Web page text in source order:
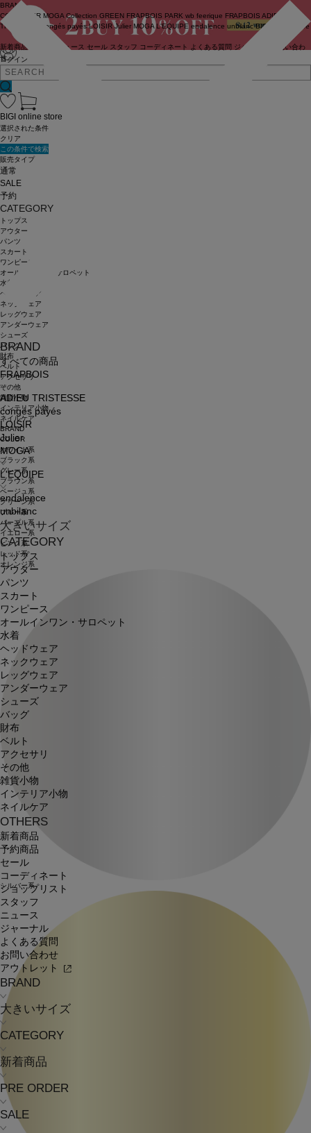
ログイン
BRAND
COUTURIER MOGA Collection GREEN FRAPBOIS PARK wb feerique FRAPBOIS ADIEU
TRISTESSE
congés payés LOISIR Julier MOGA L'EQUIPE endalence unbilanc BIGI online store
新着商品 ニュース セール スタッフ コーディネート よくある質問 ジャーナル
お問い合わ
せ
BRAND
すべての商品
FRAPBOIS
ADIEU TRISTESSE
congés payés
LOISIR
Julier
MOGA
L'EQUIPE
endalence
unbilanc
大きいサイズ
CATEGORY
トップス
アウター
パンツ
スカート
ワンピース
オールインワン・サロペット
水着
ヘッドウェア
ネックウェア
レッグウェア
アンダーウェア
シューズ
バッグ
財布
ベルト
アクセサリ
その他
雑貨小物
インテリア小物
ネイルケア
OTHERS
新着商品
予約商品
セール
コーディネート
ショップリスト
スタッフ
ニュース
ジャーナル
よくある質問
お問い合わせ
アウトレット
BRAND
大きいサイズ
CATEGORY
新着商品
PRE ORDER
SALE
BIGI online store
選択された条件
クリア
この条件で検索
販売タイプ
通常
SALE
予約
CATEGORY
トップス
アウター
パンツ
スカート
ワンピース
オールインワン・サロペット
水着
ヘッドウェア
ネックウェア
レッグウェア
アンダーウェア
シューズ
バッグ
財布
ベルト
アクセサリ
その他
雑貨小物
インテリア小物
ネイルケア
BRAND
COLOR
ホワイト系
ブラック系
グレー系
ブラウン系
ベージュ系
グリーン系
ブルー系
パープル系
イエロー系
ピンク系
レッド系
オレンジ系
シルバー系